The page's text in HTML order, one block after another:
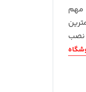
مهم
نصب